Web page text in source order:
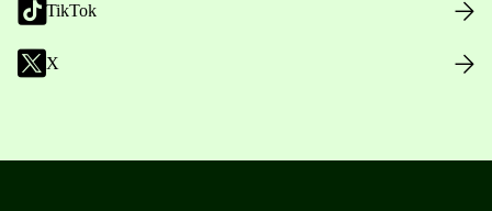
TikTok
X